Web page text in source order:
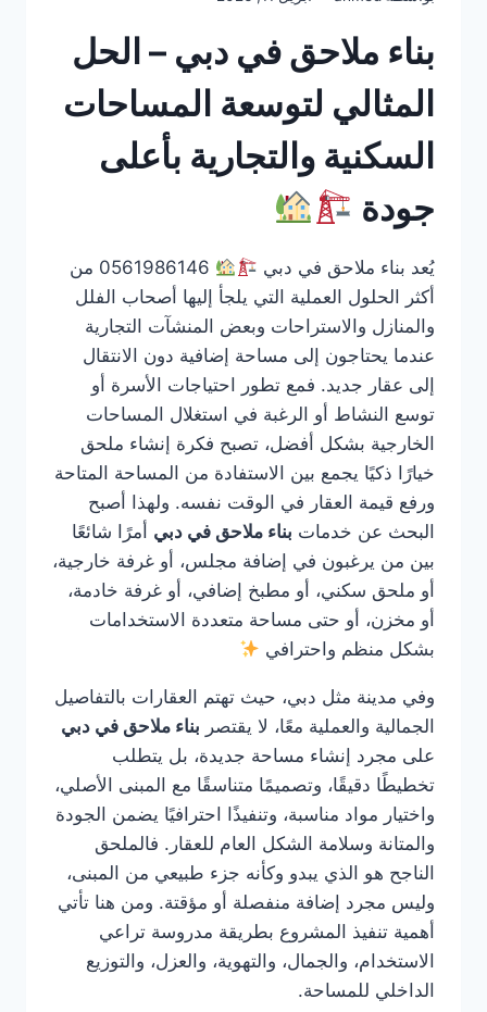
بناء ملاحق في دبي – الحل
المثالي لتوسعة المساحات
السكنية والتجارية بأعلى
جودة
يُعد بناء ملاحق في دبي
0561986146 من
أكثر الحلول العملية التي يلجأ إليها أصحاب الفلل
والمنازل والاستراحات وبعض المنشآت التجارية
عندما يحتاجون إلى مساحة إضافية دون الانتقال
إلى عقار جديد. فمع تطور احتياجات الأسرة أو
توسع النشاط أو الرغبة في استغلال المساحات
الخارجية بشكل أفضل، تصبح فكرة إنشاء ملحق
خيارًا ذكيًا يجمع بين الاستفادة من المساحة المتاحة
ورفع قيمة العقار في الوقت نفسه. ولهذا أصبح
البحث عن خدمات بناء ملاحق في دبي أمرًا شائعًا
بين من يرغبون في إضافة مجلس، أو غرفة خارجية،
أو ملحق سكني، أو مطبخ إضافي، أو غرفة خادمة،
أو مخزن، أو حتى مساحة متعددة الاستخدامات
بشكل منظم واحترافي
وفي مدينة مثل دبي، حيث تهتم العقارات بالتفاصيل
الجمالية والعملية معًا، لا يقتصر بناء ملاحق في دبي
على مجرد إنشاء مساحة جديدة، بل يتطلب
تخطيطًا دقيقًا، وتصميمًا متناسقًا مع المبنى الأصلي،
واختيار مواد مناسبة، وتنفيذًا احترافيًا يضمن الجودة
والمتانة وسلامة الشكل العام للعقار. فالملحق
الناجح هو الذي يبدو وكأنه جزء طبيعي من المبنى،
وليس مجرد إضافة منفصلة أو مؤقتة. ومن هنا تأتي
أهمية تنفيذ المشروع بطريقة مدروسة تراعي
الاستخدام، والجمال، والتهوية، والعزل، والتوزيع
الداخلي للمساحة.